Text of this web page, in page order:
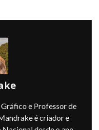
e Professor de
é criador e